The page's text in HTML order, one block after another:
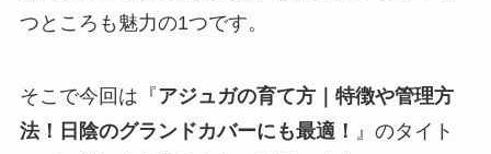
つところも魅力の1つです。
そこで今回は『アジュガの育て方｜特徴や管理方
法！日陰のグランドカバーにも最適！ 』のタイト